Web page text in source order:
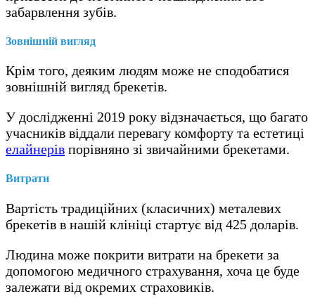
забарвлення зубів.
Зовнішній вигляд
Крім того, деяким людям може не сподобатися
зовнішній вигляд брекетів.
У дослідженні 2019 року відзначається, що багато
учасників віддали перевагу комфорту та естетиці
елайнерів порівняно зі звичайними брекетами.
Витрати
Вартість традиційних (класичних) металевих
брекетів в нашій клініці стартує від 425 доларів.
Людина може покрити витрати на брекети за
допомогою медичного страхування, хоча це буде
залежати від окремих страховиків.